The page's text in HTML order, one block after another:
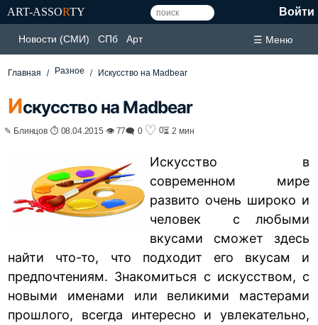
ART-ASSORTY Войти
Новости (СМИ) СПб Арт ☰ Меню
Главная Разное Искусство на Madbear
Искусство на Madbear
✎ Блинцов ⏱ 08.04.2015 👁 77🗨 0 ♡ 0⏳ 2 мин
Искусство в
современном мире
развито очень широко и
человек с любыми
вкусами сможет здесь
найти что-то, что подходит его вкусам и
предпочтениям. Знакомиться с искусством, с
новыми именами или великими мастерами
прошлого, всегда интересно и увлекательно,